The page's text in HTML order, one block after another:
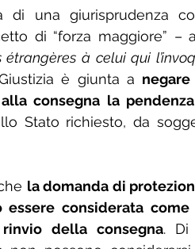
di una giurisprudenza
di “forza maggiore” –
étrangères à celui qui
è giunta a
consegna la
Stato richiesto, da
la domanda di
considerata come
della consegna. Di